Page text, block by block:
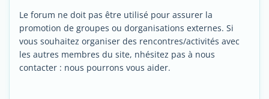
Le forum ne doit pas être utilisé pour assurer la
promotion de groupes ou dorganisations externes. Si
vous souhaitez organiser des rencontres/activités avec
les autres membres du site, nhésitez pas à nous
contacter : nous pourrons vous aider.